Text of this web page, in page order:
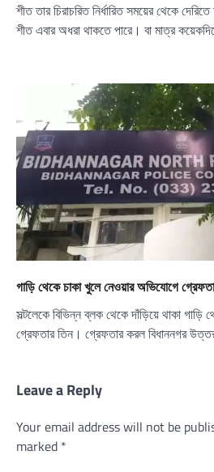
শীত তার চিরাচরিত নির্ধারিত সময়ের থেকে
শীত এবার অধরা থাকতে পারে। বা মাত্র
গাড়ি থেকে চাকা খুলে নেওয়ার অভিযোগে
সল্টলেকে বিভিন্ন ব্লক থেকে দাঁড়িয়ে থাকা
গ্রেফতার তিন। গ্রেফতার করল বিধাননগর
Leave a Reply
Your email address will not be
marked *